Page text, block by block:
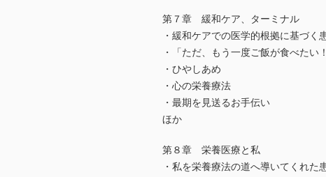
第７章 緩和ケア、ターミナル
・緩和ケアでの医学的根拠に基づ
・「ただ、もう一度ご飯が食べた
・ひやしあめ
・心の栄養療法
・最期を見送るお手伝い
ほか
第８章 栄養医療と私
・私を栄養療法の道へ導いてくれた